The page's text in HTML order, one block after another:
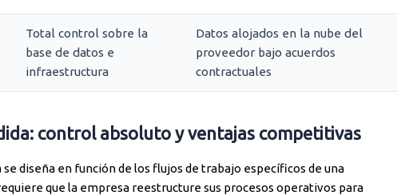
Total control sobre la
base de datos e
infraestructura
Datos alojados en la nube del
proveedor bajo acuerdos
contractuales
control absoluto y ventajas competitivas
se diseña en función de los flujos de trabajo específicos de una
que la empresa reestructure sus procesos operativos para